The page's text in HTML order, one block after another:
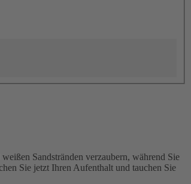
Sandstränden verzaubern, während Sie
Sie jetzt Ihren Aufenthalt und tauchen Sie